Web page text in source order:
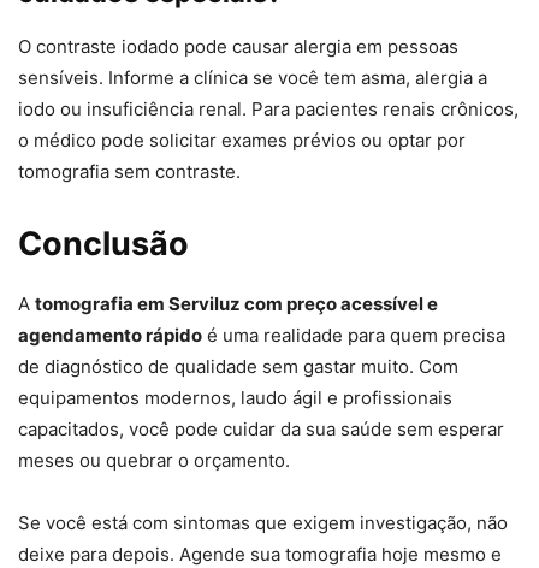
O contraste iodado pode causar alergia em pessoas
sensíveis. Informe a clínica se você tem asma, alergia a
iodo ou insuficiência renal. Para pacientes renais crônicos,
o médico pode solicitar exames prévios ou optar por
tomografia sem contraste.
Conclusão
A tomografia em Serviluz com preço acessível e
agendamento rápido é uma realidade para quem precisa
de diagnóstico de qualidade sem gastar muito. Com
equipamentos modernos, laudo ágil e profissionais
capacitados, você pode cuidar da sua saúde sem esperar
meses ou quebrar o orçamento.
Se você está com sintomas que exigem investigação, não
deixe para depois. Agende sua tomografia hoje mesmo e